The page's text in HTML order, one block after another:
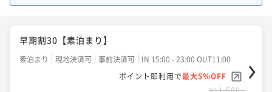
早期割30【素泊まり】
素泊まり 現地決済可 事前決済可
IN 15:00 - 23:00 OUT11:00
ポイント即利用で最大5％OFF
¥11,580~